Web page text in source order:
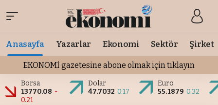
Anasayfa Yazarlar Ekonomi Sektör Şirket
EKONOMİ gazetesine abone olmak için tıklayın
Borsa
13770.08 -
0.21
Dolar
47.7032 0.17
Euro
55.1879 0.32